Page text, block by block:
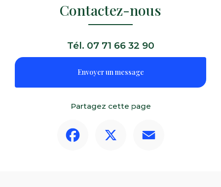
Contactez-nous
Tél. 07 71 66 32 90
Envoyer un message
Partagez cette page